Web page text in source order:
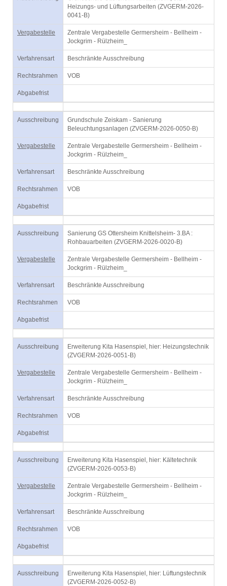
Heizungs- und Lüftungsarbeiten (ZVGERM-2026-
0041-B)
Vergabestelle
Zentrale Vergabestelle Germersheim - Bellheim -
Jockgrim - Rülzheim_
Verfahrensart Beschränkte Ausschreibung
Rechtsrahmen VOB
Abgabefrist
Ausschreibung
Grundschule Zeiskam - Sanierung
Beleuchtungsanlagen (ZVGERM-2026-0050-B)
Vergabestelle
Zentrale Vergabestelle Germersheim - Bellheim -
Jockgrim - Rülzheim_
Verfahrensart Beschränkte Ausschreibung
Rechtsrahmen VOB
Abgabefrist
Ausschreibung
Sanierung GS Ottersheim Knittelsheim- 3.BA :
Rohbauarbeiten (ZVGERM-2026-0020-B)
Vergabestelle
Zentrale Vergabestelle Germersheim - Bellheim -
Jockgrim - Rülzheim_
Verfahrensart Beschränkte Ausschreibung
Rechtsrahmen VOB
Abgabefrist
Ausschreibung
Erweiterung Kita Hasenspiel, hier: Heizungstechnik
(ZVGERM-2026-0051-B)
Vergabestelle
Zentrale Vergabestelle Germersheim - Bellheim -
Jockgrim - Rülzheim_
Verfahrensart Beschränkte Ausschreibung
Rechtsrahmen VOB
Abgabefrist
Ausschreibung
Erweiterung Kita Hasenspiel, hier: Kältetechnik
(ZVGERM-2026-0053-B)
Vergabestelle
Zentrale Vergabestelle Germersheim - Bellheim -
Jockgrim - Rülzheim_
Verfahrensart Beschränkte Ausschreibung
Rechtsrahmen VOB
Abgabefrist
Ausschreibung
Erweiterung Kita Hasenspiel, hier: Lüftungstechnik
(ZVGERM-2026-0052-B)